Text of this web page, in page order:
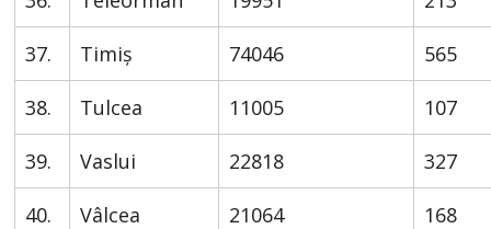
37. Timiș 74046 565
38. Tulcea 11005 107
39. Vaslui 22818 327
40. Vâlcea 21064 168